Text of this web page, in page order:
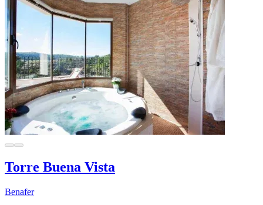
Torre Buena Vista
Benafer